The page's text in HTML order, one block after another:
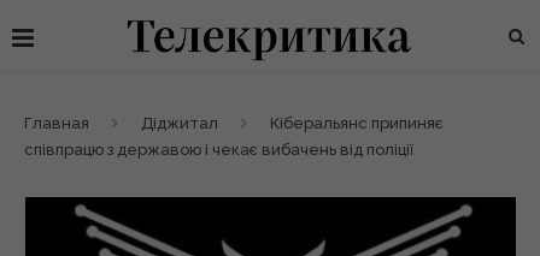
Главная Діджитал
Кіберальянс припиняє
співпрацю з державою і чекає вибачень від поліції